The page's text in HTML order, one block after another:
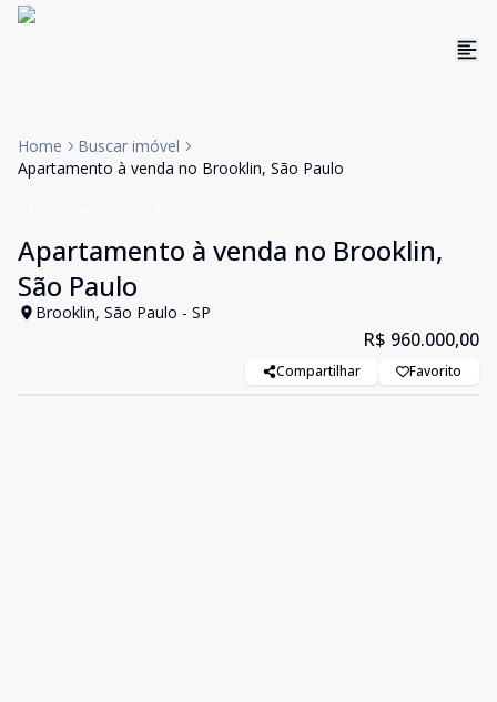
Home
Buscar imóvel
Apartamento à venda no Brooklin, São Paulo
Apartamento à venda no Brooklin,
São Paulo
Brooklin, São Paulo - SP
R$ 960.000,00
Compartilhar Favorito